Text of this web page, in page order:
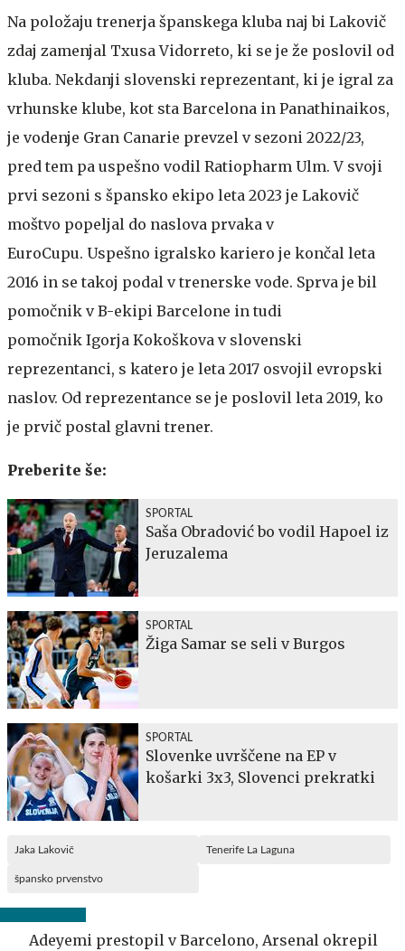
Na položaju trenerja španskega kluba naj bi Lakovič
zdaj zamenjal Txusa Vidorreto, ki se je že poslovil od
kluba. Nekdanji slovenski reprezentant, ki je igral za
vrhunske klube, kot sta Barcelona in Panathinaikos,
je vodenje Gran Canarie prevzel v sezoni 2022/23,
pred tem pa uspešno vodil Ratiopharm Ulm. V svoji
prvi sezoni s špansko ekipo leta 2023 je Lakovič
moštvo popeljal do naslova prvaka v
EuroCupu. Uspešno igralsko kariero je končal leta
2016 in se takoj podal v trenerske vode. Sprva je bil
pomočnik v B-ekipi Barcelone in tudi
pomočnik Igorja Kokoškova v slovenski
reprezentanci, s katero je leta 2017 osvojil evropski
naslov. Od reprezentance se je poslovil leta 2019, ko
je prvič postal glavni trener.
Preberite še:
SPORTAL
Saša Obradović bo vodil Hapoel iz
Jeruzalema
SPORTAL
Žiga Samar se seli v Burgos
SPORTAL
Slovenke uvrščene na EP v
košarki 3x3, Slovenci prekratki
Jaka Lakovič Tenerife La Laguna
špansko prvenstvo
Adeyemi prestopil v Barcelono, Arsenal okrepil